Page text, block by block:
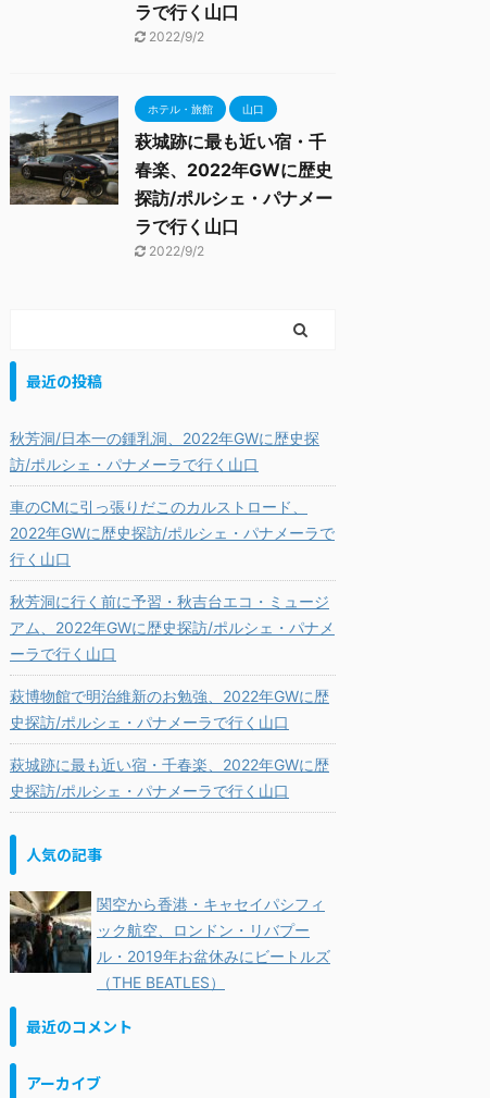
ラで行く山口
2022/9/2
ホテル・旅館 山口
萩城跡に最も近い宿・千
春楽、2022年GWに歴史
探訪/ポルシェ・パナメー
ラで行く山口
2022/9/2
最近の投稿
秋芳洞/日本一の鍾乳洞、2022年GWに歴史探
訪/ポルシェ・パナメーラで行く山口
車のCMに引っ張りだこのカルストロード、
2022年GWに歴史探訪/ポルシェ・パナメーラで
行く山口
秋芳洞に行く前に予習・秋吉台エコ・ミュージ
アム、2022年GWに歴史探訪/ポルシェ・パナメ
ーラで行く山口
萩博物館で明治維新のお勉強、2022年GWに歴
史探訪/ポルシェ・パナメーラで行く山口
萩城跡に最も近い宿・千春楽、2022年GWに歴
史探訪/ポルシェ・パナメーラで行く山口
人気の記事
関空から香港・キャセイパシフィ
ック航空、ロンドン・リバプー
ル・2019年お盆休みにビートルズ
（THE BEATLES）
最近のコメント
アーカイブ